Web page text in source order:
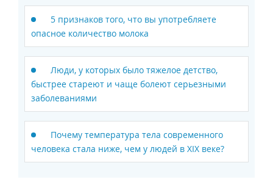
5 признаков того, что вы употребляете
опасное количество молока
Люди, у которых было тяжелое детство,
быстрее стареют и чаще болеют серьезными
заболеваниями
Почему температура тела современного
человека стала ниже, чем у людей в XIX веке?